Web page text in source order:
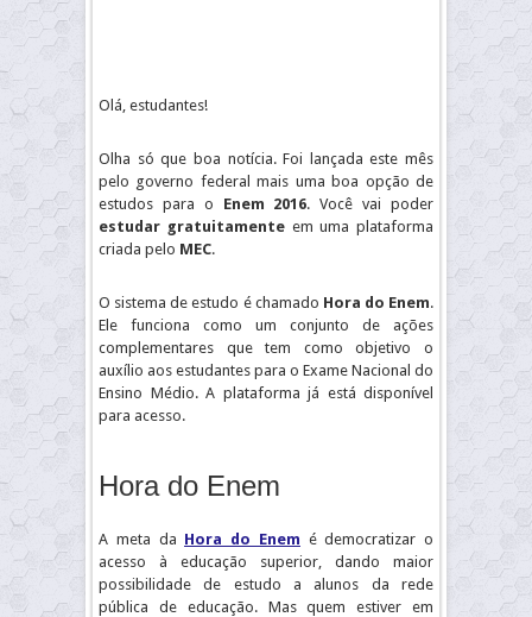
Olá, estudantes!
Olha só que boa notícia. Foi lançada este mês
pelo governo federal mais uma boa opção de
estudos para o Enem 2016. Você vai poder
estudar gratuitamente em uma plataforma
criada pelo MEC.
O sistema de estudo é chamado Hora do Enem.
Ele funciona como um conjunto de ações
complementares que tem como objetivo o
auxílio aos estudantes para o Exame Nacional do
Ensino Médio. A plataforma já está disponível
para acesso.
Hora do Enem
A meta da Hora do Enem é democratizar o
acesso à educação superior, dando maior
possibilidade de estudo a alunos da rede
pública de educação. Mas quem estiver em